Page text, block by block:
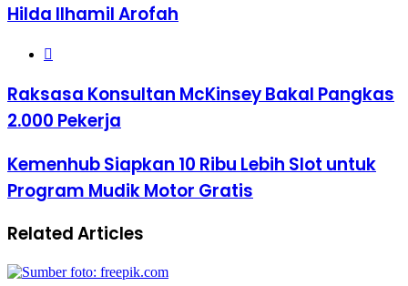
Hilda Ilhamil Arofah
Raksasa
Konsultan
McKinsey
2.000
Pekerja
Raksasa Konsultan McKinsey Bakal Pangkas
2.000 Pekerja
Kemenhub
Siapkan
10
Lebih
Slot
Program
Kemenhub Siapkan 10 Ribu Lebih Slot untuk
Program Mudik Motor Gratis
Related Articles